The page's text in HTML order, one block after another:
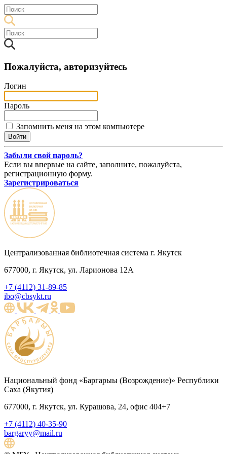
Пожалуйста, авторизуйтесь
Логин
Пароль
Запомнить меня на этом компьютере
Забыли свой пароль?
Если вы впервые на сайте, заполните, пожалуйста,
регистрационную форму.
Зарегистрироваться
Централизованная библиотечная система г. Якутск
677000, г. Якутск, ул. Ларионова 12А
+7 (4112) 31-89-85
ibo@cbsykt.ru
Национальный фонд «Баргарыы (Возрождение)» Республики
Саха (Якутия)
677000, г. Якутск, ул. Курашова, 24, офис 404+7
+7 (4112) 40-35-90
bargaryy@mail.ru